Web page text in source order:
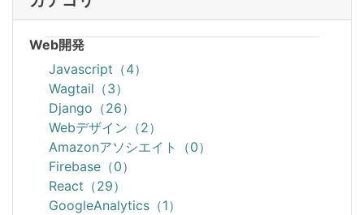
Web開発
Javascript（4）
Wagtail（3）
Django（26）
Webデザイン（2）
Amazonアソシエイト（0）
Firebase（0）
React（29）
GoogleAnalytics（1）